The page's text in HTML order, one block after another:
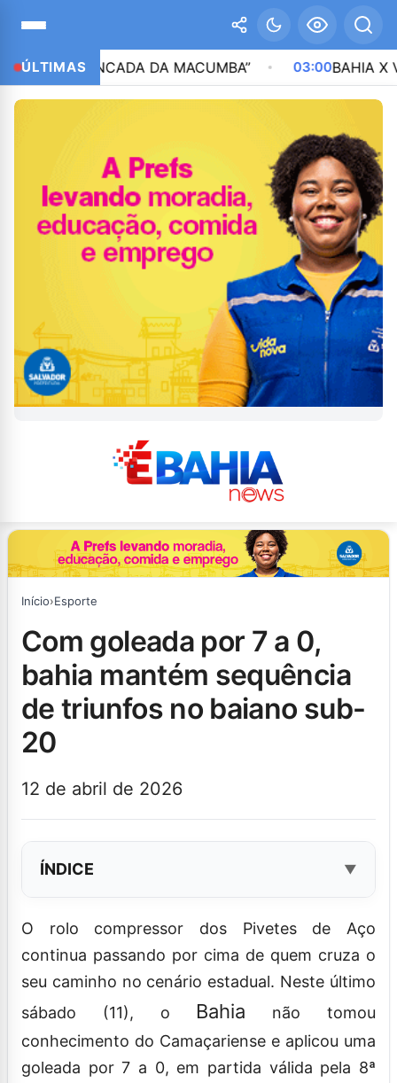
ÚLTIMASDA MACUMBA” 03:00 BAHIA X VASCO
Início›Esporte
com goleada por 7 a 0,
bahia mantém sequência
de triunfos no baiano sub-
20
12 de abril de 2026
ÍNDICE
O rolo compressor dos Pivetes de Aço
continua passando por cima de quem cruza o
seu caminho no cenário estadual. Neste último
sábado (11), o Bahia não tomou
conhecimento do Camaçariense e aplicou uma
goleada por 7 a 0, em partida válida pela 8ª